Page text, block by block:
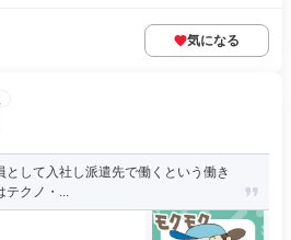
気になる
として入社し派遣先で働くという働き
テクノ・...